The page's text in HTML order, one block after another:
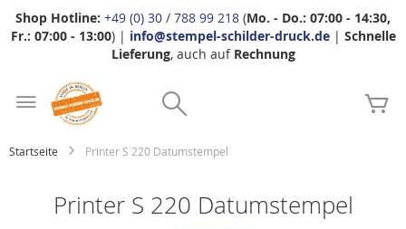
Shop Hotline: +49 (0) 30 / 788 99 218 (Mo. - Do.: 07:00 - 14:30,
Fr.: 07:00 - 13:00) | info@stempel-schilder-druck.de| Schnelle
Lieferung, auch auf Rechnung
Startseite Printer S 220 Datumstempel
Printer S 220 Datumstempel